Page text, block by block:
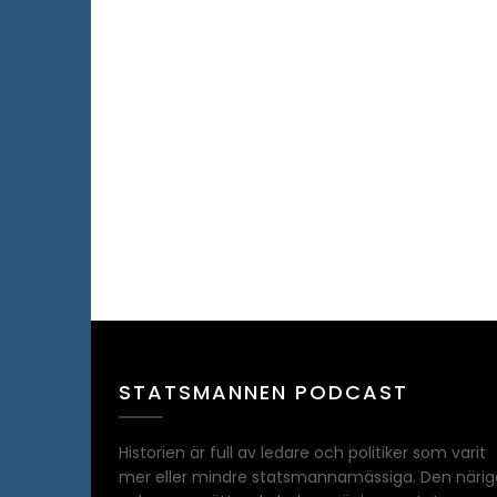
STATSMANNEN PODCAST
Historien är full av ledare och politiker som varit
mer eller mindre statsmannamässiga. Den